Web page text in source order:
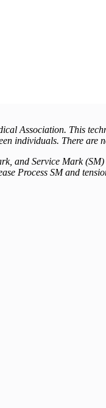
Association. This
individuals. There are
and Service Mark
Process SM and